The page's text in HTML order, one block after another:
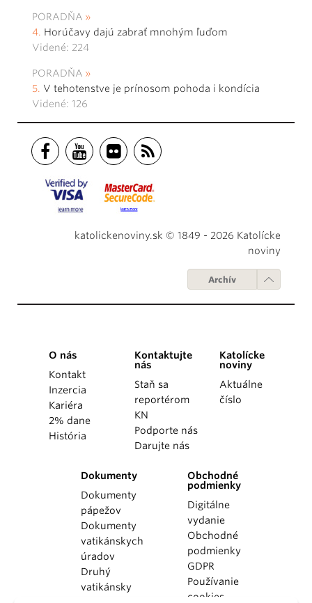
PORADŇA
Horúčavy dajú zabrať mnohým ľuďom
Videné: 224
PORADŇA
V tehotenstve je prínosom pohoda i kondícia
Videné: 126
katolickenoviny.sk © 1849 - 2026 Katolícke
noviny
Archív
O nás
Kontakt
Inzercia
Kariéra
2% dane
História
Kontaktujte
nás
Staň sa
reportérom
KN
Podporte nás
Darujte nás
Katolícke
noviny
Aktuálne
číslo
Dokumenty
Dokumenty
pápežov
Dokumenty
vatikánskych
úradov
Druhý
vatikánsky
Obchodné
podmienky
Digitálne
vydanie
Obchodné
podmienky
GDPR
Používanie
cookies